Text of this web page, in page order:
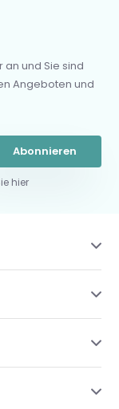
an und Sie sind
Angeboten und
Abonnieren
hier